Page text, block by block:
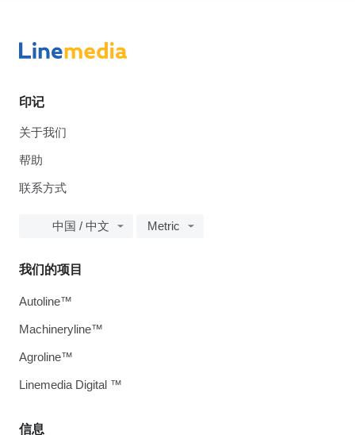
印记
关于我们
帮助
联系方式
中国 / 中文 Metric
信息
我们的项目
Autoline™
Machineryline™
Agroline™
Linemedia Digital ™